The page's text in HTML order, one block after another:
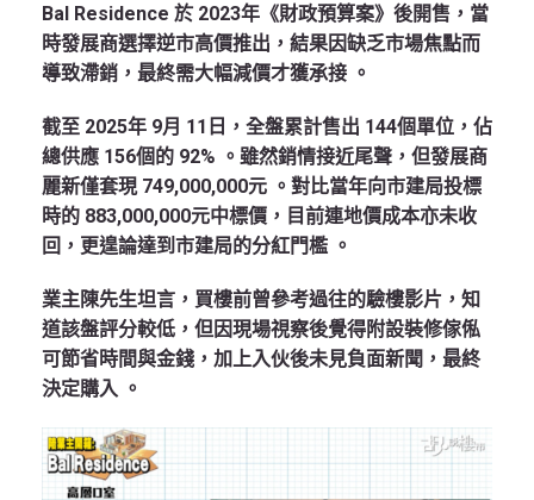
Bal Residence 於 2023年《財政預算案》後開售，當
時發展商選擇逆市高價推出，結果因缺乏市場焦點而
導致滯銷，最終需大幅減價才獲承接 。
截至 2025年 9月 11日，全盤累計售出 144個單位，佔
總供應 156個的 92% 。雖然銷情接近尾聲，但發展商
麗新僅套現 749,000,000元 。對比當年向市建局投標
時的 883,000,000元中標價，目前連地價成本亦未收
回，更遑論達到市建局的分紅門檻 。
業主陳先生坦言，買樓前曾參考過往的驗樓影片，知
道該盤評分較低，但因現場視察後覺得附設裝修傢俬
可節省時間與金錢，加上入伙後未見負面新聞，最終
決定購入 。